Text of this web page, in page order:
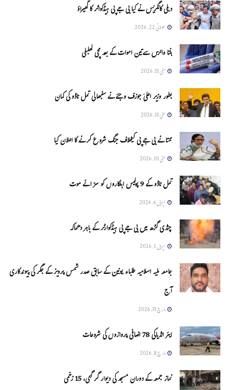
دہلی کانگریس نے کیا بی جے پی ہیڈکواٹر کا گھیراؤ
جولائی 22, 2026
ہنتا وائرس سےتین اموات کے بعد مچی کھلبلی
مئی 11, 2026
بطور وزیر اعلیٰ جوزف وجئے نے سنبھالی تمل ناڈو کی کمان
مئی 11, 2026
ممتا نے بی جے پی کیخلاف جنگ شروع کرنے کا اعلان کیا
مئی 10, 2026
تمل ناڈو کے 9 پولیس اہلکاروں کو سزائے موت
اپریل 6, 2026
چنڈی گڑھ میں بی جے پی ہیڈکوارٹر کے باہر دھماکہ
اپریل 1, 2026
جامعہ ملیہ اسلامیہ طلباء یونین کے سابق صدر شمس پرویز کے جگر کی پیوندکاری
آج
مارچ 31, 2026
ایئر انڈیاکی 78 اضافی پروازوں کی شروعات
مارچ 8, 2026
نماز جمعہ کے دوران مسجد کی دیوار گر گئی، 15 زخمی